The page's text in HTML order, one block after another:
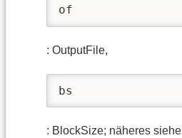
of
: OutputFile,
bs
: BlockSize; näheres siehe